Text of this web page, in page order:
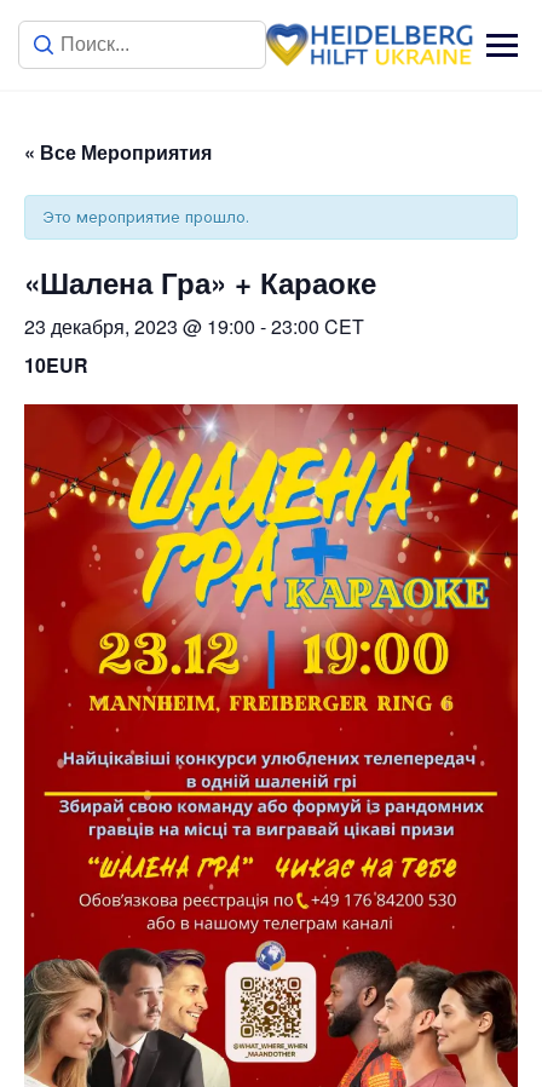
« Все Мероприятия
Это мероприятие прошло.
«Шалена Гра» + Караоке
23 декабря, 2023 @ 19:00 -23:00 CET
10EUR